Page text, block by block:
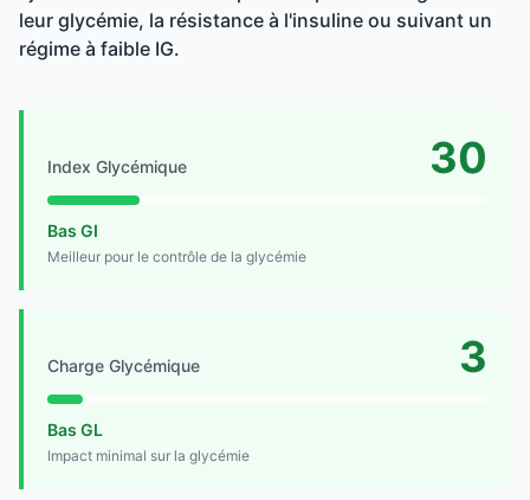
leur glycémie, la résistance à l'insuline ou suivant un
régime à faible IG.
Index Glycémique 30
Bas GI
Meilleur pour le contrôle de la glycémie
Charge Glycémique 3
Bas GL
Impact minimal sur la glycémie